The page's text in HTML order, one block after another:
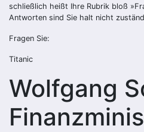
schließlich heißt Ihre Rubrik bloß
Antworten sind Sie halt nicht
Fragen Sie:
Titanic
Wolfgang